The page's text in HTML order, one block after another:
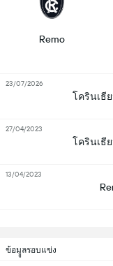
ข้อมููลรอบแข่ง
Remo
โครินเธี
23/07/2026
โครินเธี
27/04/2023
13/04/2023